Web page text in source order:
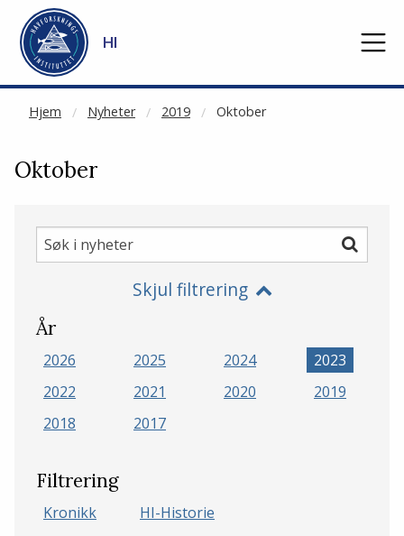
Gå til hovedinnhold
HI
Hjem Nyheter 2019 Oktober
NOT CACHED
Oktober
Søk
i
Søk
Skjul filtrering
År
2026 2025 2024
2023
2022
2021 2020
2019
2018
2017
Filtrering
Kronikk HI-Historie